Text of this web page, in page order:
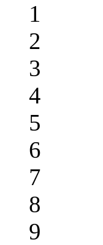
1
2
3
4
5
6
7
8
9